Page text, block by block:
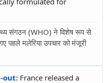
संगठन (WHO) ने विशेष रूप से
पहले मलेरिया उपचार को मंजूरी
out: France released a